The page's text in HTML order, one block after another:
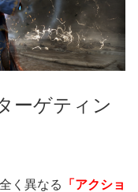
ーゲティン
く異なる
「アクショ